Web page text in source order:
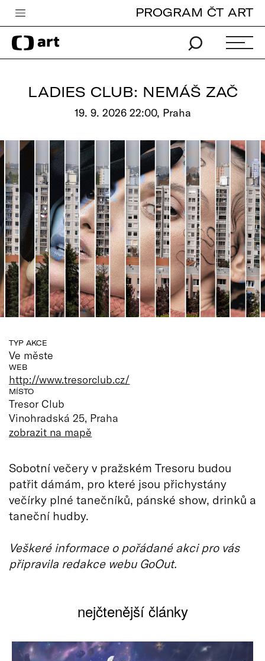
Česká televize
Zpravodajství
Pro děti
edu
Vše o ČT
PROGRAM ČT ART
LADIES CLUB: NEMÁŠ ZAČ
19. 9. 2026 22:00, Praha
TYP AKCE
Ve měste
WEB
http://www.tresorclub.cz/
MÍSTO
Tresor Club
Vinohradská 25, Praha
zobrazit na mapě
Sobotní večery v pražském Tresoru budou
patřit dámám, pro které jsou přichystány
večírky plné tanečníků, pánské show, drinků a
taneční hudby.
Veškeré informace o pořádané akci pro vás
připravila redakce webu GoOut.
nejčtenější články